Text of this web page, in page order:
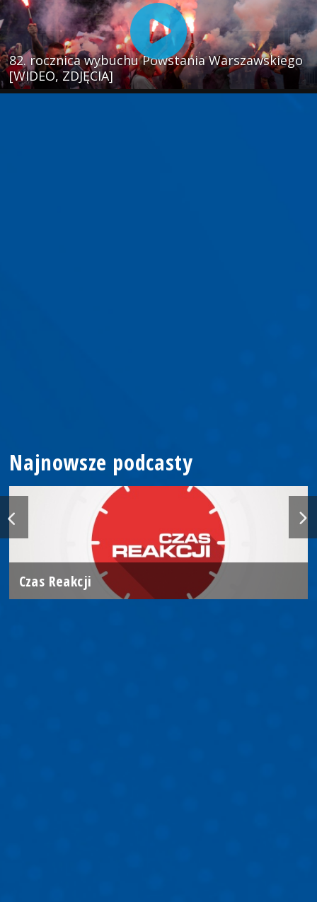
82. rocznica wybuchu Powstania Warszawskiego
[WIDEO, ZDJĘCIA]
Najnowsze podcasty
Czas Reakcji